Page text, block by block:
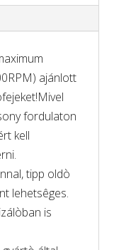
ajánlott
fordulaton
kell
tipp oldò
lehetsêges.
is